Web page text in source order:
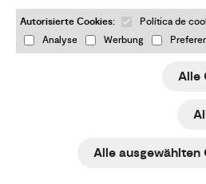
Autorisierte Cookies:
Política de
Analyse
Werbung
Alle
Alle